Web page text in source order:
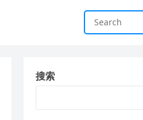
搜索